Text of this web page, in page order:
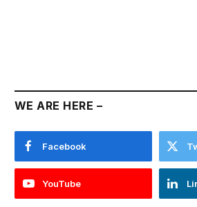
WE ARE HERE –
Facebook
YouTube